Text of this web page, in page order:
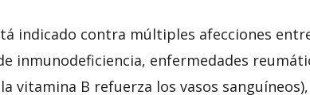
indicado contra múltiples afecciones
inmunodeficiencia, enfermedades
B refuerza los vasos